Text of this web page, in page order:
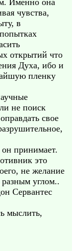
Именно она
чувства,
в
открытий что
Духа, ибо и
пленку
не поиск
свое
принимает.
это
не желание
углом..
Сервантес
мыслить,